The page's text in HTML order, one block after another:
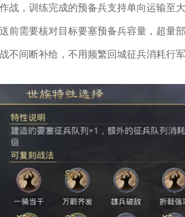
战，训练完成的预备兵支持单向运输至
前需要核对目标要塞预备兵容量，超量
间断补给，不用频繁回城征兵消耗行军